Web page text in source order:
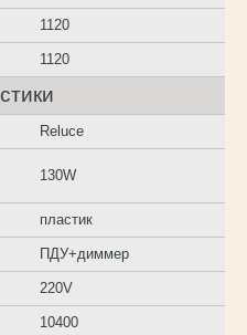
1120
1120
Reluce
130W
пластик
ПДУ+диммер
220V
10400